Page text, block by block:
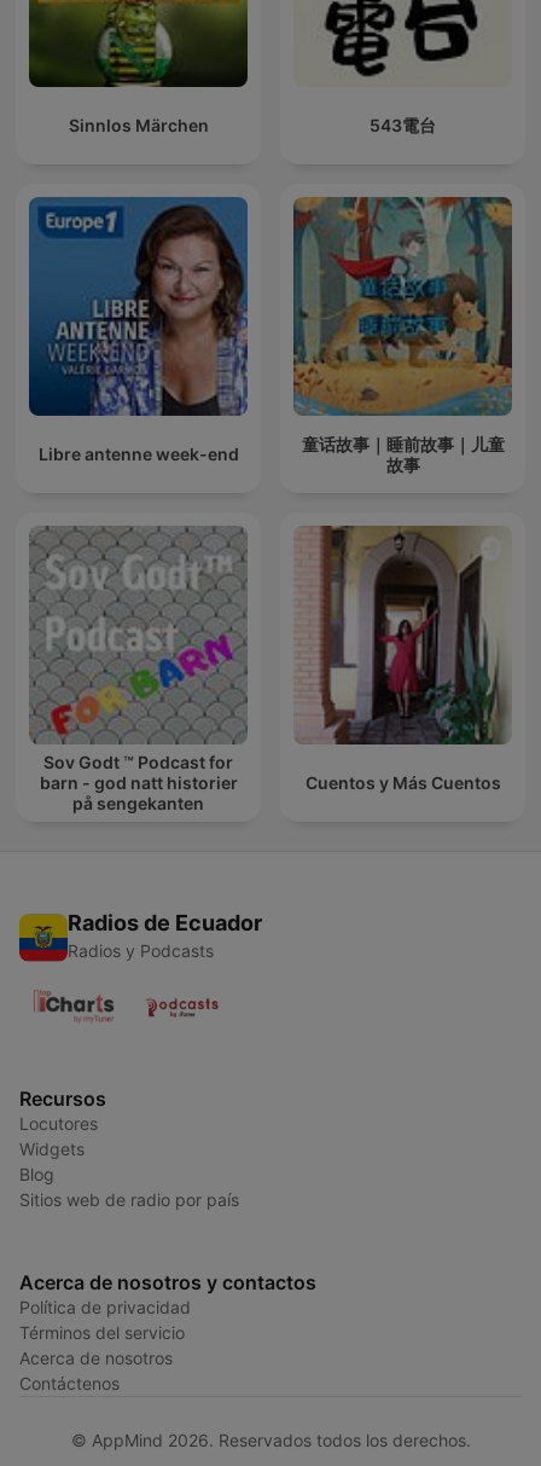
Sinnlos Märchen 543電台
Libre antenne week-end
童话故事｜睡前故事｜儿童
故事
Sov Godt ™ Podcast for
barn - god natt historier
på sengekanten
Cuentos y Más Cuentos
Radios de Ecuador
Radios y Podcasts
Recursos
Locutores
Widgets
Blog
Sitios web de radio por país
Acerca de nosotros y contactos
Política de privacidad
Términos del servicio
Acerca de nosotros
Contáctenos
© AppMind 2026. Reservados todos los derechos.